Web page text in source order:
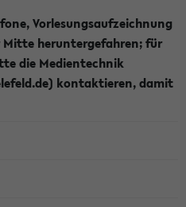
Vorlesungsaufzeichnung
Mitte heruntergefahren; für
die Medientechnik
kontaktieren, damit